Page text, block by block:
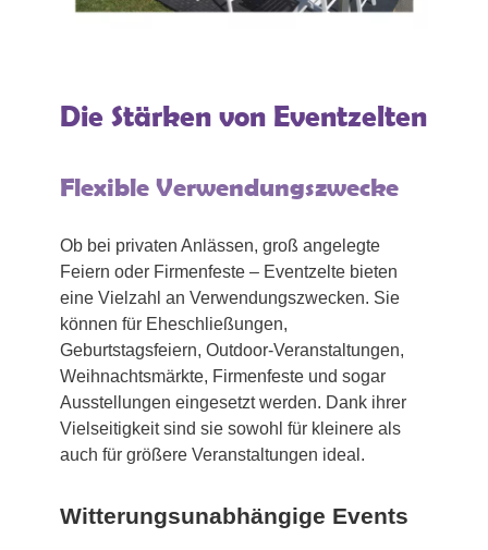
Die Stärken von Eventzelten
Flexible Verwendungszwecke
Ob bei privaten Anlässen, groß angelegte
Feiern oder Firmenfeste – Eventzelte bieten
eine Vielzahl an Verwendungszwecken. Sie
können für Eheschließungen,
Geburtstagsfeiern, Outdoor-Veranstaltungen,
Weihnachtsmärkte, Firmenfeste und sogar
Ausstellungen eingesetzt werden. Dank ihrer
Vielseitigkeit sind sie sowohl für kleinere als
auch für größere Veranstaltungen ideal.
Witterungsunabhängige Events